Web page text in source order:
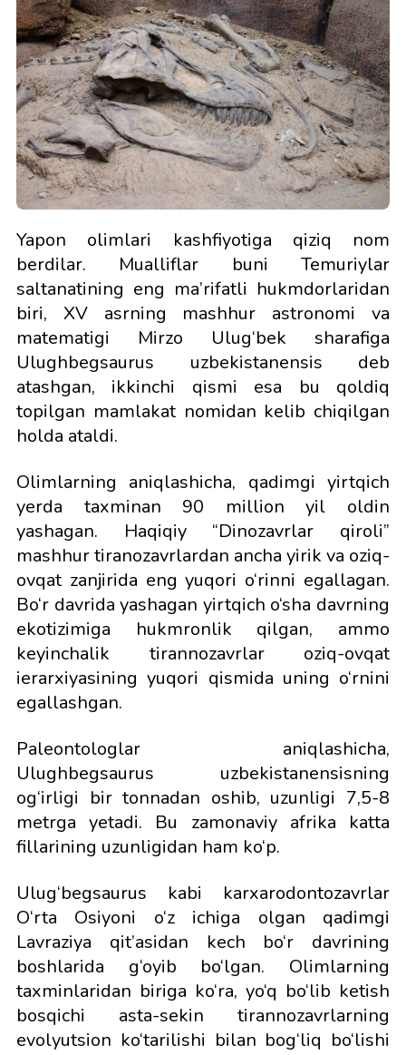
Yapon olimlari kashfiyotiga qiziq nom
berdilar. Mualliflar buni Temuriylar
saltanatining eng ma’rifatli hukmdorlaridan
biri, XV asrning mashhur astronomi va
matematigi Mirzo Ulug‘bek sharafiga
Ulughbegsaurus uzbekistanensis deb
atashgan, ikkinchi qismi esa bu qoldiq
topilgan mamlakat nomidan kelib chiqilgan
holda ataldi.
Olimlarning aniqlashicha, qadimgi yirtqich
yerda taxminan 90 million yil oldin
yashagan. Haqiqiy “Dinozavrlar qiroli”
mashhur tiranozavrlardan ancha yirik va oziq-
ovqat zanjirida eng yuqori o‘rinni egallagan.
Bo‘r davrida yashagan yirtqich o‘sha davrning
ekotizimiga hukmronlik qilgan, ammo
keyinchalik tirannozavrlar oziq-ovqat
ierarxiyasining yuqori qismida uning o‘rnini
egallashgan.
Paleontologlar aniqlashicha,
Ulughbegsaurus uzbekistanensisning
og‘irligi bir tonnadan oshib, uzunligi 7,5-8
metrga yetadi. Bu zamonaviy afrika katta
fillarining uzunligidan ham ko‘p.
Ulug‘begsaurus kabi karxarodontozavrlar
O‘rta Osiyoni o‘z ichiga olgan qadimgi
Lavraziya qit’asidan kech bo‘r davrining
boshlarida g‘oyib bo‘lgan. Olimlarning
taxminlaridan biriga ko‘ra, yo‘q bo‘lib ketish
bosqichi asta-sekin tirannozavrlarning
evolyutsion ko‘tarilishi bilan bog‘liq bo‘lishi